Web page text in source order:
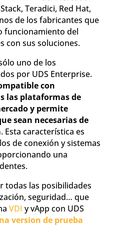
Teradici, Red Hat,
de los fabricantes que
funcionamiento del
con sus soluciones.
uno de los
por UDS Enterprise.
con
las plataformas de
y permite
sean necesarias de
. Esta característica es
de conexión y sistemas
una
todas las posibilidades
seguridad… que
VDI y vApp con UDS
version de prueba